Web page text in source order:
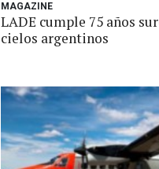
MAGAZINE
LADE cumple 75 años
cielos argentinos